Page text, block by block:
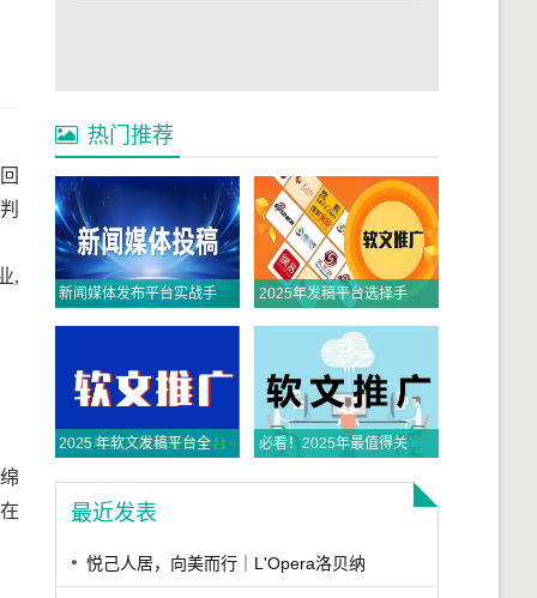
,
热门推荐
2025年发稿平台选择手册：从权威触达到全域传播，品牌如何精准破局？
2025 年软文发稿平台全景指南：从类型解析到精准投放，解锁高效传播密码 必看！2025年最值得关注的五大主流软文发布平台排名
最近发表
悦己人居，向美而行｜L'Opera洛贝纳